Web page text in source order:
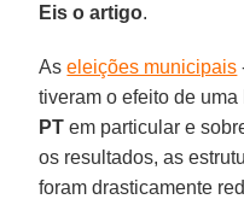
Eis o artigo.
Aseleições municipais
tiveram o efeito de
PT em particular e
os resultados, as
foram drasticamente